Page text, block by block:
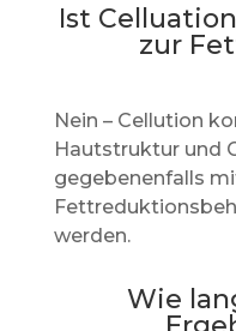
Ist
zur
Nein – Cellution
Hautstruktur und
gegebenenfalls
werden.
Wie